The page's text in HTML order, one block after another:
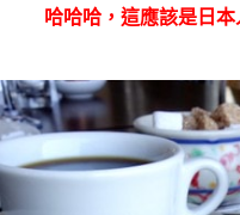
哈哈哈，這應該是日